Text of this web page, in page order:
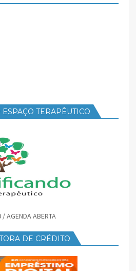
TERAPÊUTICO
AGENDA ABERTA
DE CRÉDITO